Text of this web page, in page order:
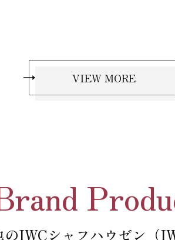
VIEW MORE
のIWCシャフハウゼン（